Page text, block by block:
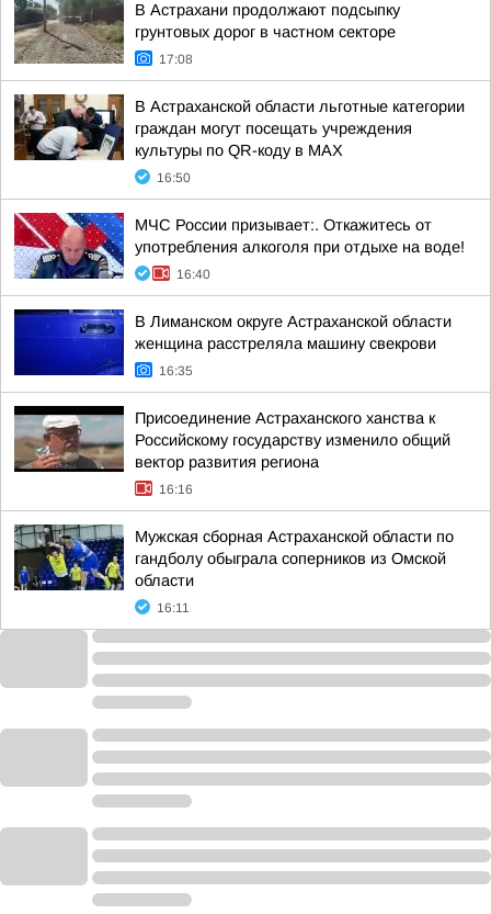
В Астрахани продолжают подсыпку
грунтовых дорог в частном секторе
17:08
В Астраханской области льготные категории
граждан могут посещать учреждения
культуры по QR-коду в МАХ
16:50
МЧС России призывает:. Откажитесь от
употребления алкоголя при отдыхе на воде!
16:40
В Лиманском округе Астраханской области
женщина расстреляла машину свекрови
16:35
Присоединение Астраханского ханства к
Российскому государству изменило общий
вектор развития региона
16:16
Мужская сборная Астраханской области по
гандболу обыграла соперников из Омской
области
16:11